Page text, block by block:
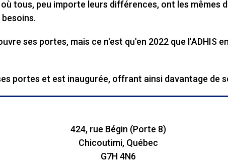
tous, peu importe leurs différences, ont les mêmes
ses portes, mais ce n'est qu'en 2022 que l'ADHIS
portes et est inaugurée, offrant ainsi davantage de
424, rue Bégin (Porte 8)
Chicoutimi, Québec
G7H 4N6